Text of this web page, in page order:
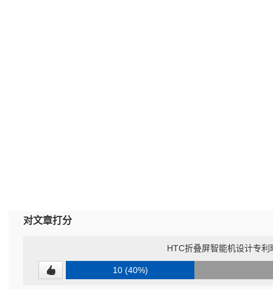
对文章打分
HTC折叠屏智能机设计专利
10 (40%)